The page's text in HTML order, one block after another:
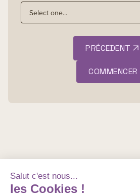
Passer une commande directe
Retourner sur le site
Nom prénom
example@gmail.com
PRÉCEDENT